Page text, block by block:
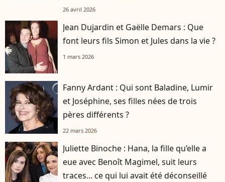
26 avril 2026
Jean Dujardin et Gaëlle Demars : Que
font leurs fils Simon et Jules dans la vie ?
1 mars 2026
Fanny Ardant : Qui sont Baladine, Lumir
et Joséphine, ses filles nées de trois
pères différents ?
22 mars 2026
Juliette Binoche : Hana, la fille qu’elle a
eue avec Benoît Magimel, suit leurs
traces... ce qui lui avait été déconseillé